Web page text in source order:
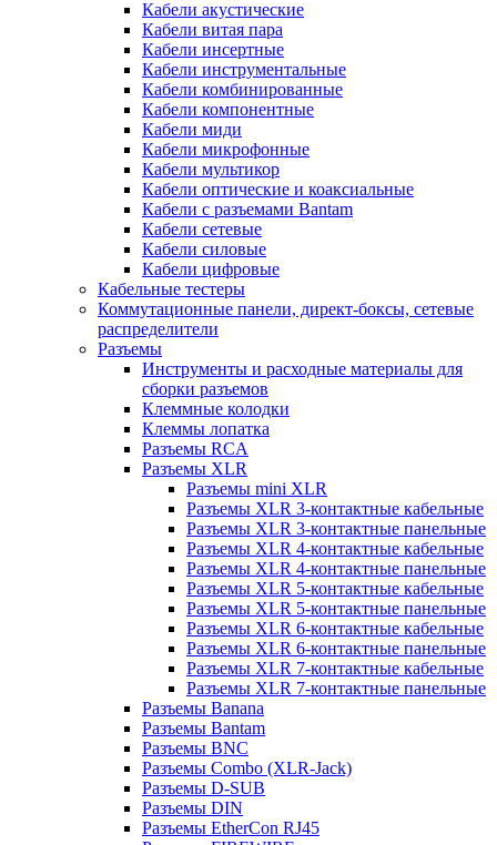
Кабели акустические
Кабели витая пара
Кабели инсертные
Кабели инструментальные
Кабели комбинированные
Кабели компонентные
Кабели миди
Кабели микрофонные
Кабели мультикор
Кабели оптические и коаксиальные
Кабели с разъемами Bantam
Кабели сетевые
Кабели силовые
Кабели цифровые
Кабельные тестеры
Коммутационные панели, директ-боксы, сетевые
распределители
Разъемы
Инструменты и расходные материалы для
сборки разъемов
Клеммные колодки
Клеммы лопатка
Разъемы RCA
Разъемы XLR
Разъемы mini XLR
Разъемы XLR 3-контактные кабельные
Разъемы XLR 3-контактные панельные
Разъемы XLR 4-контактные кабельные
Разъемы XLR 4-контактные панельные
Разъемы XLR 5-контактные кабельные
Разъемы XLR 5-контактные панельные
Разъемы XLR 6-контактные кабельные
Разъемы XLR 6-контактные панельные
Разъемы XLR 7-контактные кабельные
Разъемы XLR 7-контактные панельные
Разъемы Banana
Разъемы Bantam
Разъемы BNC
Разъемы Combo (XLR-Jack)
Разъемы D-SUB
Разъемы DIN
Разъемы EtherCon RJ45